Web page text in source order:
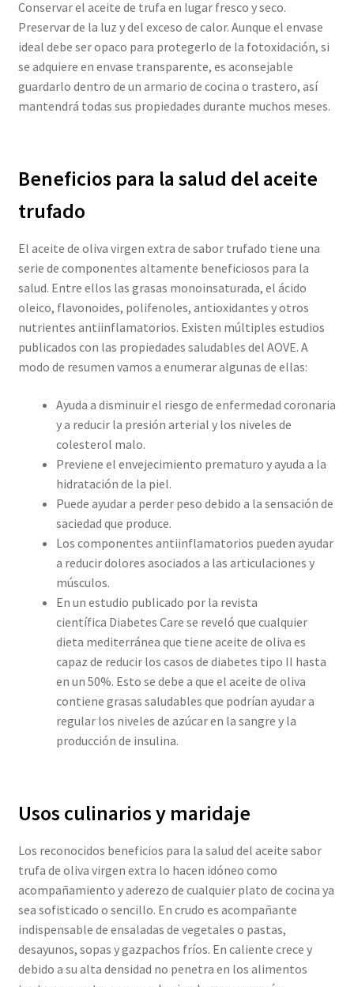
Conservar el aceite de trufa en lugar fresco y seco.
Preservar de la luz y del exceso de calor. Aunque el envase
ideal debe ser opaco para protegerlo de la fotoxidación, si
se adquiere en envase transparente, es aconsejable
guardarlo dentro de un armario de cocina o trastero, así
mantendrá todas sus propiedades durante muchos meses.
Beneficios para la salud del aceite
trufado
El aceite de oliva virgen extra de sabor trufado tiene una
serie de componentes altamente beneficiosos para la
salud. Entre ellos las grasas monoinsaturada, el ácido
oleico, flavonoides, polifenoles, antioxidantes y otros
nutrientes antiinflamatorios. Existen múltiples estudios
publicados con las propiedades saludables del AOVE. A
modo de resumen vamos a enumerar algunas de ellas:
Ayuda a disminuir el riesgo de enfermedad coronaria
y a reducir la presión arterial y los niveles de
colesterol malo.
Previene el envejecimiento prematuro y ayuda a la
hidratación de la piel.
Puede ayudar a perder peso debido a la sensación de
saciedad que produce.
Los componentes antiinflamatorios pueden ayudar
a reducir dolores asociados a las articulaciones y
músculos.
En un estudio publicado por la revista
científica Diabetes Care se reveló que cualquier
dieta mediterránea que tiene aceite de oliva es
capaz de reducir los casos de diabetes tipo II hasta
en un 50%. Esto se debe a que el aceite de oliva
contiene grasas saludables que podrían ayudar a
regular los niveles de azúcar en la sangre y la
producción de insulina.
Usos culinarios y maridaje
Los reconocidos beneficios para la salud del aceite sabor
trufa de oliva virgen extra lo hacen idóneo como
acompañamiento y aderezo de cualquier plato de cocina ya
sea sofisticado o sencillo. En crudo es acompañante
indispensable de ensaladas de vegetales o pastas,
desayunos, sopas y gazpachos fríos. En caliente crece y
debido a su alta densidad no penetra en los alimentos